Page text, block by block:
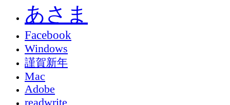
あさま
Facebook
Windows
謹賀新年
Mac
Adobe
readwrite